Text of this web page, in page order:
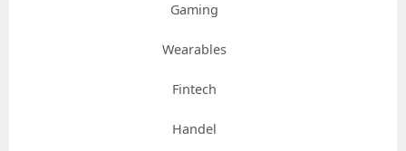
Gaming
Wearables
Fintech
Handel